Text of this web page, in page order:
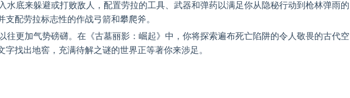
水底来躲避或打败敌人，配置劳拉的工具、武器和弹药以满足你从隐秘行动到枪林弹雨的
配劳拉标志性的作战弓箭和攀爬斧。
往更加气势磅礴。在《古墓丽影：崛起》中，你将探索遍布死亡陷阱的令人敬畏的古代空
找出地窖，充满待解之谜的世界正等著你来涉足。